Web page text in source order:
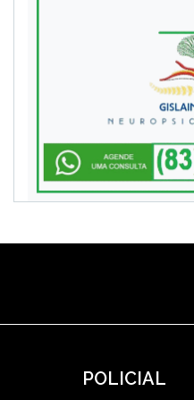
POLICIAL